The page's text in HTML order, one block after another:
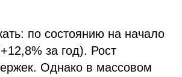
по состоянию на начало
за год). Рост
Однако в массовом